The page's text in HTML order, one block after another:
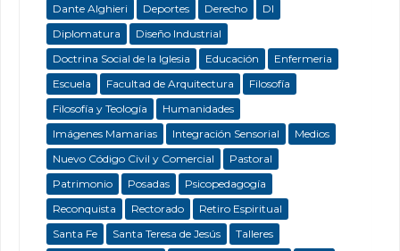
Dante Alghieri
Deportes Derecho
DI
Diplomatura
Diseño Industrial
Doctrina Social de la Iglesia
Educación
Enfermeria
Escuela
Facultad de Arquitectura
Filosofía
Filosofía y Teología
Humanidades
Imágenes Mamarias
Integración Sensorial
Medios
Nuevo Código Civil y Comercial
Pastoral
Patrimonio
Posadas
Psicopedagogía
Reconquista
Rectorado
Retiro Espiritual
Santa Fe
Santa Teresa de Jesús
Talleres